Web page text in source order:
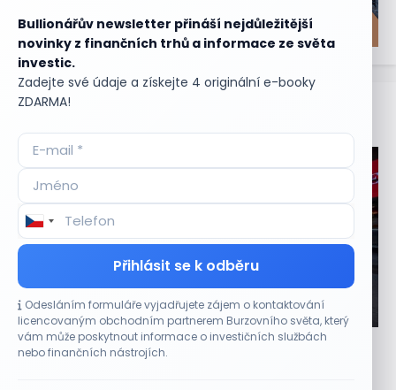
Bullionářův newsletter přináší nejdůležitější
novinky z finančních trhů a informace ze světa
investic.
Zadejte své údaje a získejte 4 originální e-booky
ZDARMA!
Přihlásit se k odběru
Odesláním formuláře vyjadřujete zájem o kontaktování
licencovaným obchodním partnerem Burzovního světa, který
vám může poskytnout informace o investičních službách
nebo finančních nástrojích.
Aktuální
CO HÝBE TRHEM
Etsy překonala odhady tržeb, objem prodejů
vzrostl meziročně o 7,5 %